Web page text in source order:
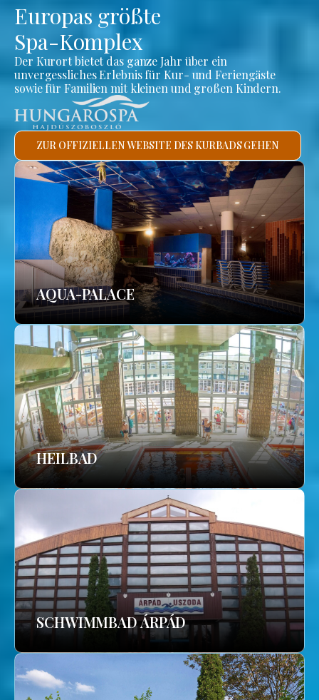
Europas größte
Spa-Komplex
Der Kurort bietet das ganze Jahr über ein
unvergessliches Erlebnis für Kur- und Feriengäste
sowie für Familien mit kleinen und großen Kindern.
ZUR OFFIZIELLEN WEBSITE DES KURBADS GEHEN
AQUA-PALACE
HEILBAD
SCHWIMMBAD ÁRPÁD